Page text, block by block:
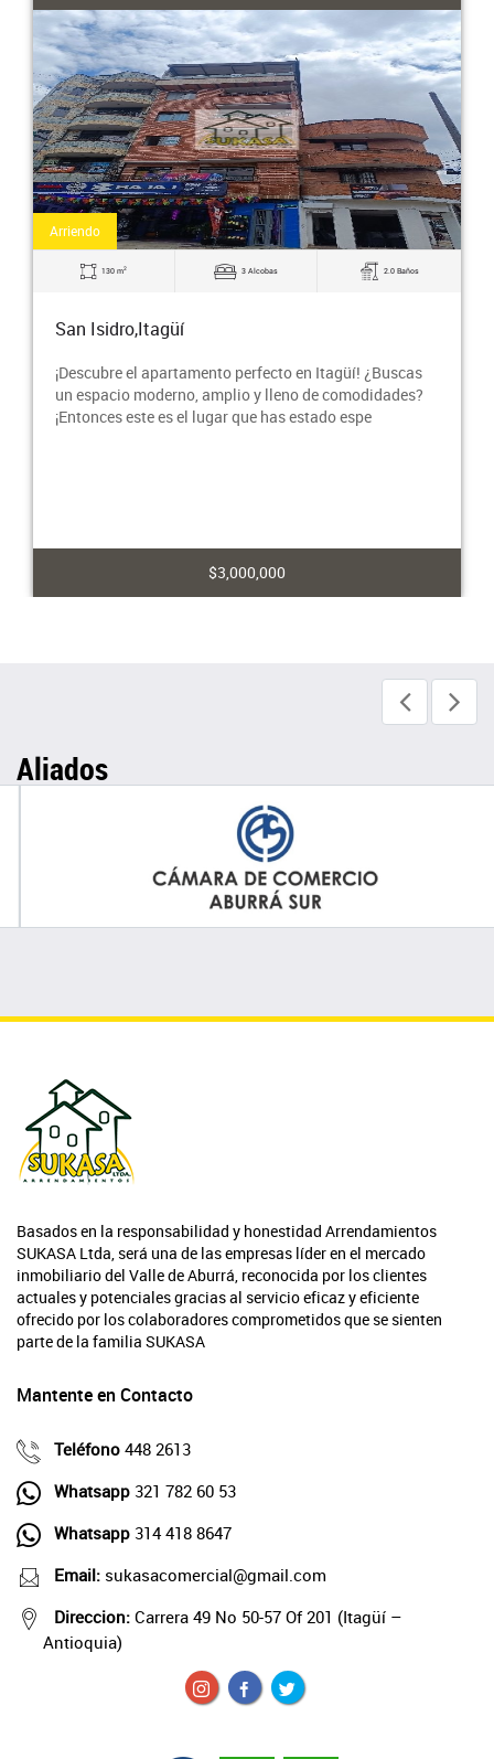
Arriendo
130 m2 3 Alcobas 2.0 Baños
San Isidro,Itagüí
¡Descubre el apartamento perfecto en Itagüí! ¿Buscas
un espacio moderno, amplio y lleno de comodidades?
¡Entonces este es el lugar que has estado espe
$3,000,000
Aliados
Basados en la responsabilidad y honestidad Arrendamientos
SUKASA Ltda, será una de las empresas líder en el mercado
inmobiliario del Valle de Aburrá, reconocida por los clientes
actuales y potenciales gracias al servicio eficaz y eficiente
ofrecido por los colaboradores comprometidos que se sienten
parte de la familia SUKASA
Mantente en Contacto
Teléfono 448 2613
Whatsapp 321 782 60 53
Whatsapp 314 418 8647
Email: sukasacomercial@gmail.com
Direccion: Carrera 49 No 50-57 Of 201 (Itagüí –
Antioquia)